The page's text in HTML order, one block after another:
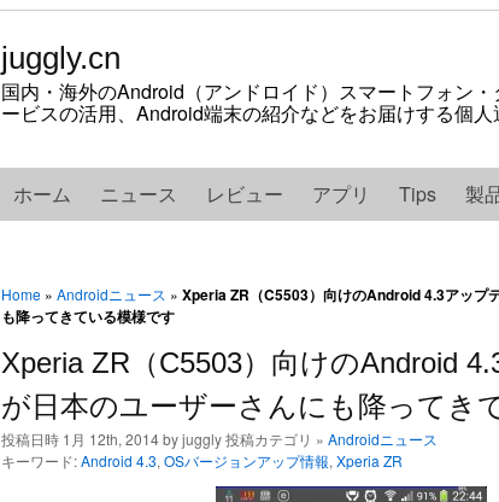
juggly.cn
国内・海外のAndroid（アンドロイド）スマートフォン
ービスの活用、Android端末の紹介などをお届けする個人
ホーム ニュース レビュー アプリ Tips 製
Home » Androidニュース » Xperia ZR（C5503）向けのAndroid 4.3アップ
も降ってきている模様です
Xperia ZR（C5503）向けのAndroid
が日本のユーザーさんにも降ってき
投稿日時 1月 12th, 2014 by juggly 投稿カテゴリ » Androidニュース
キーワード:Android 4.3, OSバージョンアップ情報, Xperia ZR